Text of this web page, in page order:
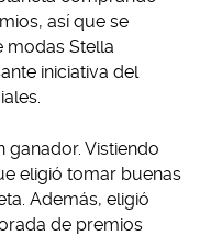
así que se
modas Stella
iniciativa del
ganador. Vistiendo
eligió tomar buenas
Además, eligió
de premios